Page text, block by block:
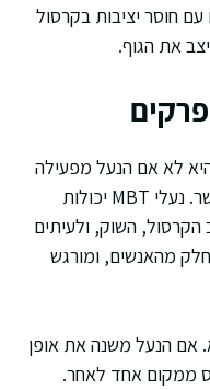
חוסר יציבות בקרסול
את הגוף.
היא לא אם הנעל מפעילה
שרירים, אלא אילו שרירים, ובאיזה הקשר. נעלי MBT יכולות
הקרסול, השוק, ולעיתים
מהאנשים, ומורגש
אם הנעל משנה את אופן
ממקום אחד לאחר.